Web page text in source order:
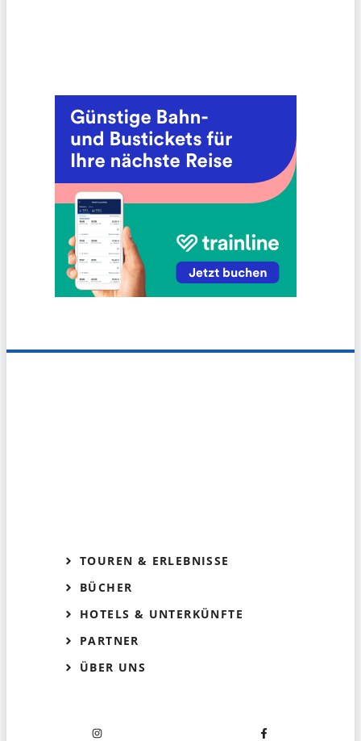
TOUREN & ERLEBNISSE
BÜCHER
HOTELS & UNTERKÜNFTE
PARTNER
ÜBER UNS